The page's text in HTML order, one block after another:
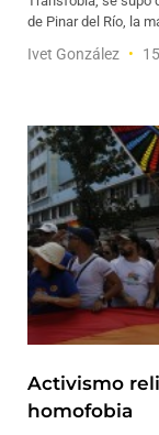
de Pinar del Río, la
Ivet González
Activismo
homofobia